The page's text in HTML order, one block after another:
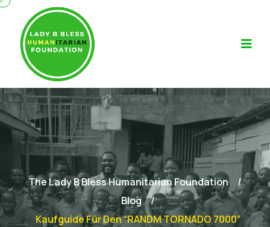
The Lady B Bless Humanitarian Foundation
Blog
Kaufguide Für Den “RANDM TORNADO 7000”